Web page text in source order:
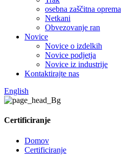
osebna zaščitna oprema
Netkani
Obvezovanje ran
Novice
Novice o izdelkih
Novice podjetja
Novice iz industrije
Kontaktirajte nas
English
Certificiranje
Domov
Certificiranje